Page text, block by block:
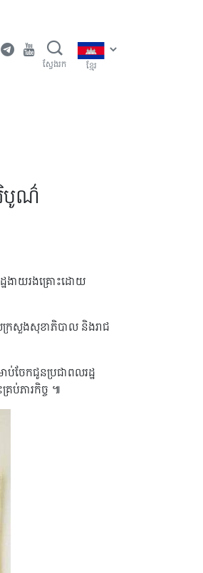
ស្វែងរក ខ្មែរ
បូណ៌
ឋងាយរងគ្រោះដោយ
ស់ក្រសួងសុខាភិបាល និងរាជ
ចែកជូនប្រជាពលរដ្ឋ
ប់ភារកិច្ច ៕